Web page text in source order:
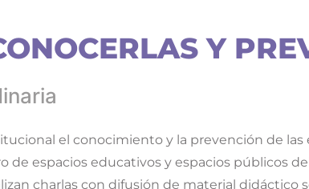
Y
el conocimiento y la prevención de las
espacios educativos y espacios públicos
charlas con difusión de material didáctico